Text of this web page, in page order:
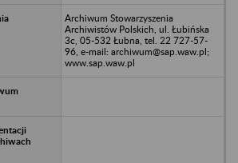
Archiwum Stowarzyszenia
Archiwistów Polskich, ul. Łubińska
3c, 05-532 Łubna, tel. 22 727-57-
96, e-mail: archiwum@sap.waw.pl;
www.sap.waw.pl